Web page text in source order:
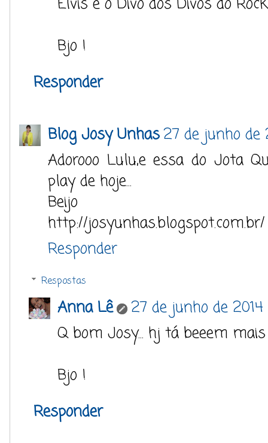
Bjo !
Responder
Blog Josy Unhas27 de junho de
Adorooo Lulu,e essa do Jota
play de hoje...
Beijo
http://josyunhas.blogspot.com.br/
Responder
Respostas
Anna Lê
27 de junho de
Q bom Josy... hj tá beeem
Bjo !
Responder